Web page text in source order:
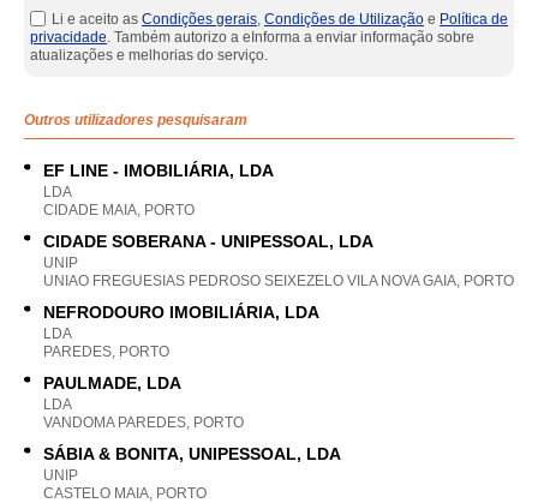
Li e aceito as Condições gerais, Condições de Utilização e Política de
privacidade. Também autorizo a eInforma a enviar informação sobre
atualizações e melhorias do serviço.
Outros utilizadores pesquisaram
EF LINE - IMOBILIÁRIA, LDA
LDA
CIDADE MAIA, PORTO
CIDADE SOBERANA - UNIPESSOAL, LDA
UNIP
UNIAO FREGUESIAS PEDROSO SEIXEZELO VILA NOVA GAIA, PORTO
NEFRODOURO IMOBILIÁRIA, LDA
LDA
PAREDES, PORTO
PAULMADE, LDA
LDA
VANDOMA PAREDES, PORTO
SÁBIA & BONITA, UNIPESSOAL, LDA
UNIP
CASTELO MAIA, PORTO